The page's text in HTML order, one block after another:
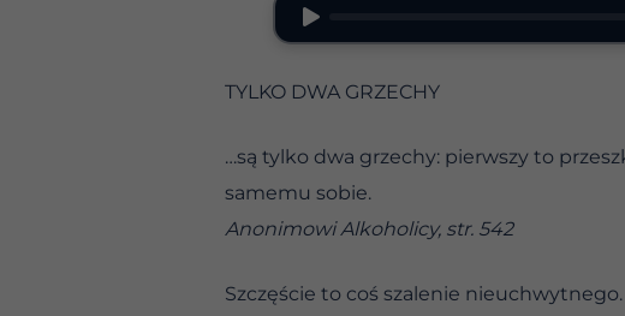
TYLKO DWA GRZECHY
…są tylko dwa grzechy: pierwszy to
samemu sobie.
Anonimowi Alkoholicy, str. 542
Szczęście to coś szalenie